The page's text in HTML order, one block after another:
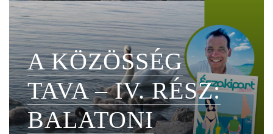
A KÖZÖSSÉG
TAVA – IV. RÉSZ:
BALATONI